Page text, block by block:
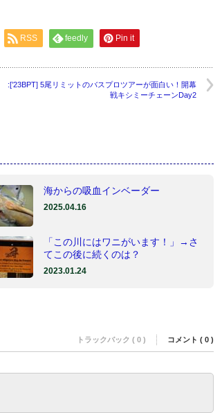
RSS feedly Pin it
:[’23BPT] 5尾リミットのバスプロツアーが面白い！開幕
戦キシミーチェーンDay2
海からの吸血インベーダー
2025.04.16
「この川にはワニがいます！」→さ
てこの後に続くのは？
2023.01.24
トラックバック ( 0 ) コメント ( 0 )